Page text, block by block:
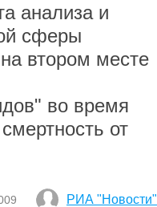
анализа и
сферы
втором месте
во время
от
РИА "Новости"